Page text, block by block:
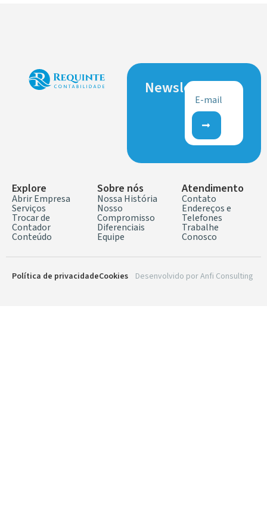
Newsletter
Explore
Abrir Empresa
Serviços
Trocar de
Contador
Conteúdo
Sobre nós
Nossa História
Nosso
Compromisso
Diferenciais
Equipe
Atendimento
Contato
Endereços e
Telefones
Trabalhe
Conosco
Política de privacidadeCookies Desenvolvido porAnfi Consulting